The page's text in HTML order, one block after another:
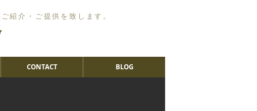
紹介・ご提供を致します。
CONTACT BLOG